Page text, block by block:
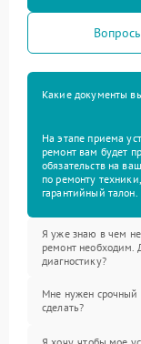
Какие документы
На этапе приема
ремонт вам будет
обязательств на
по ремонту
гарантийный талон.
Я уже знаю в чем
ремонт необходим.
диагностику?
Мне нужен срочный
сделать?